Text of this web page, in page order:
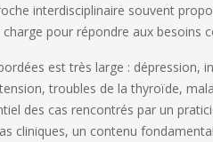
interdisciplinaire souvent
pour répondre aux besoins
est très large : dépression,
troubles de la thyroïde,
des cas rencontrés par un
cliniques, un contenu